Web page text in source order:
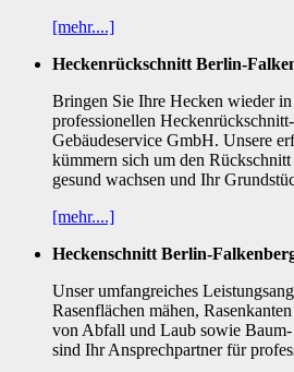
[mehr....]
Heckenrückschnitt Berlin-
Bringen Sie Ihre Hecken wieder
professionellen
Gebäudeservice GmbH. Unsere
kümmern sich um den
gesund wachsen und Ihr
[mehr....]
Heckenschnitt Berlin-
Unser umfangreiches
Rasenflächen mähen,
von Abfall und Laub sowie
sind Ihr Ansprechpartner für